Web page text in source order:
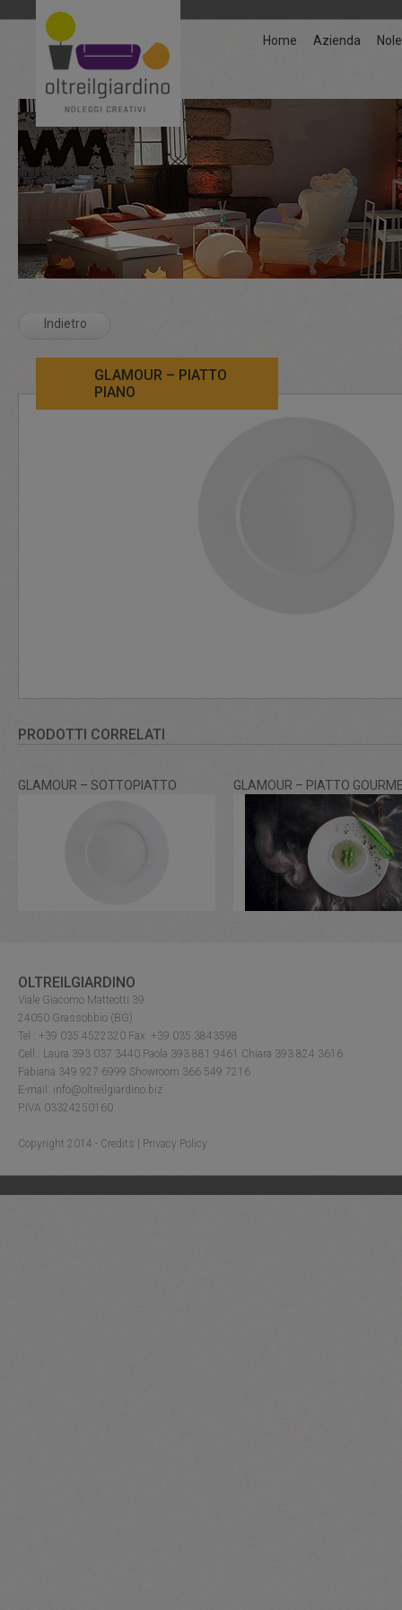
Home Azienda
Indietro
GLAMOUR – PIATTO
PIANO
PRODOTTI CORRELATI
GLAMOUR – SOTTOPIATTO GLAMOUR – PIATTO
OLTREILGIARDINO
Viale Giacomo Matteotti 39
24050 Grassobbio (BG)
Tel.: +39 035.4522320 Fax: +39 035.3843598
Cell.: Laura 393 037 3440 Paola 393 881 9461 Chiara 393 824 3616
Fabiana 349 927 6999 Showroom 366 549 7216
E-mail: info@oltreilgiardino.biz
P.IVA 03324250160
Copyright 2014 - Credits Privacy Policy